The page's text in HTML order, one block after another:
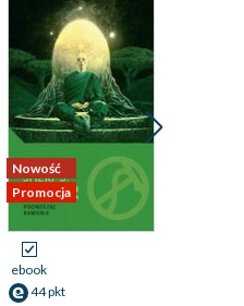
Nowość
Promocja
ebook
44 pkt